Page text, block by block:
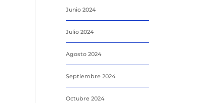
Junio 2024
Julio 2024
Agosto 2024
Septiembre 2024
Octubre 2024